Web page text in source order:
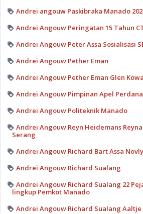
Andrei angouw Paskibraka Manado
Andrei Angouw Peringatan 15 Tahun
Andrei Angouw Peter Assa Sosialisasi
Andrei Angouw Pether Eman
Andrei Angouw Pether Eman Glen
Andrei Angouw Pimpinan Apel
Andrei Angouw Politeknik Manado
Andrei Angouw Reyn Heidemans
Serang
Andrei Angouw Richard Bart Assa
Andrei Angouw Richard Sualang
Andrei Angouw Richard Sualang 22
lingkup Pemkot Manado
Andrei Angouw Richard Sualang